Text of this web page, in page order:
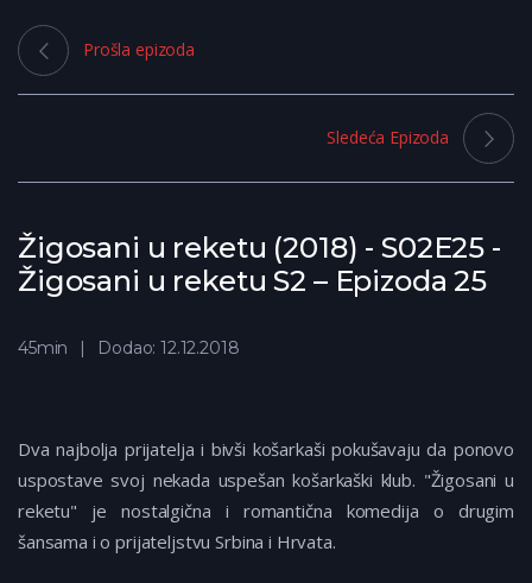
Žigosani u reketu (2018) - S02E25 -
Žigosani u reketu S2 – Epizoda 25
Prošla epizoda
Sledeća Epizoda
45min Dodao: 12.12.2018
Dva najbolja prijatelja i bivši košarkaši pokušavaju da ponovo
uspostave svoj nekada uspešan košarkaški klub. "Žigosani u
reketu" je nostalgična i romantična komedija o drugim
šansama i o prijateljstvu Srbina i Hrvata.